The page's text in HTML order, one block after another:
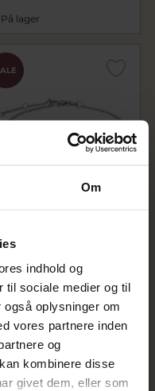
Om
indhold og
til sociale medier og til
oplysninger om
vores partnere inden
og
kombinere disse
givet dem, eller som
På lager
kr
På lager